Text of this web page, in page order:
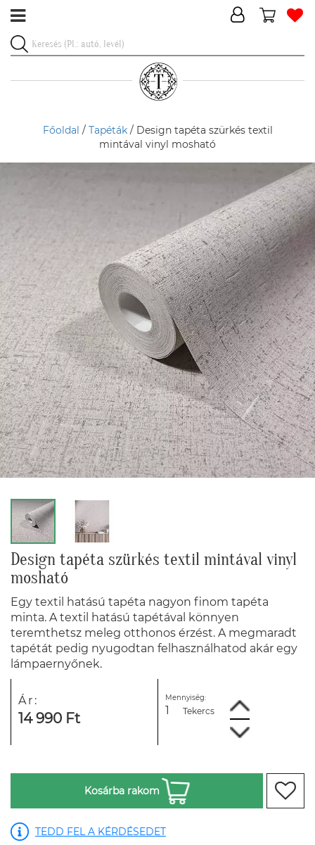
Főoldal / Tapéták/ Design tapéta szürkés textil
mintával vinyl mosható
Design tapéta szürkés textil mintával vinyl
mosható
Egy textil hatású tapéta nagyon finom tapéta
minta. A textil hatású tapétával könnyen
teremthetsz meleg otthonos érzést. A megmaradt
tapétát pedig nyugodtan felhasználhatod akár egy
lámpaernyőnek.
Ár:
14 990 Ft
Mennyiség:
Tekercs
Kosárba rakom
TEDD FEL A KÉRDÉSEDET